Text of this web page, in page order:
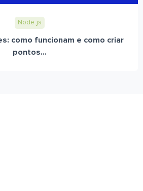
Node.js
como funcionam e como criar
pontos...